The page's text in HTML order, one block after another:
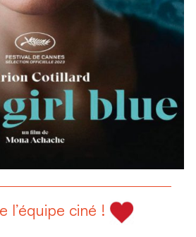
ciné !